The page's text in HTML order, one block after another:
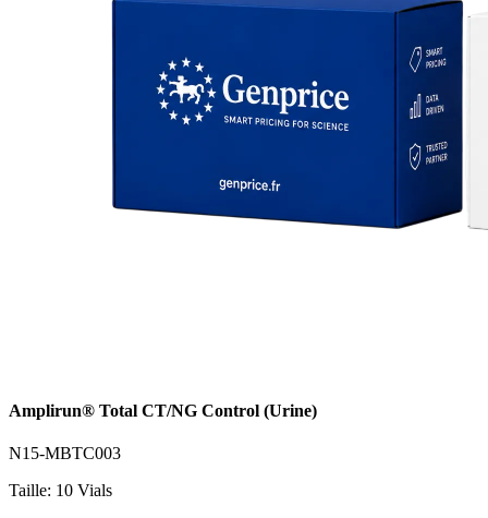
Amplirun® Total CT/NG Control (Urine)
N15-MBTC003
Taille: 10 Vials